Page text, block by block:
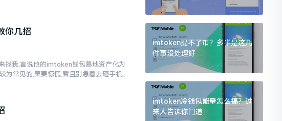
你几招
找我,言说他的imtoken钱包蓦地资产化为
常见的,莫要惊慌,暂且别急着去砸手机。
imtoken提不了币？多半是这几
件事没处理好
imtoken冷钱包能量怎么搞？过
来人告诉你门道